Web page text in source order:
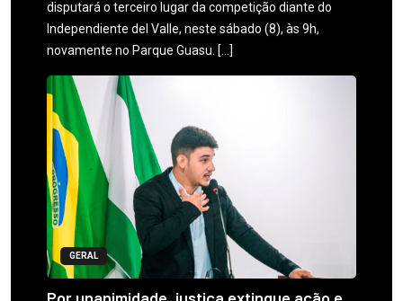
disputará o terceiro lugar da competição diante do
Independiente del Valle, neste sábado (8), às 9h,
novamente no Parque Guasu. […]
GERAL